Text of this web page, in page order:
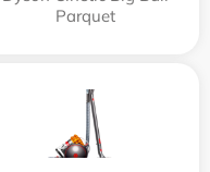
Parquet